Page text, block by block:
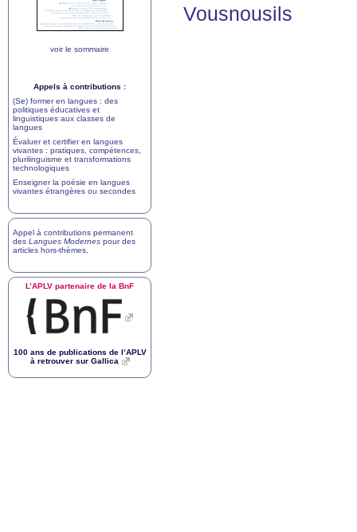
Vousnousils
voir le sommaire
Appels à contributions :
(Se) former en langues : des
politiques éducatives et
linguistiques aux classes de
langues
Évaluer et certifier en langues
vivantes : pratiques, compétences,
plurilinguisme et transformations
technologiques
Enseigner la poésie en langues
vivantes étrangères ou secondes
Appel à contributions permanent
des Langues Modernes pour des
articles hors-thèmes
L’APLV partenaire de la BnF
100 ans de publications de l’APLV
à retrouver sur Gallica